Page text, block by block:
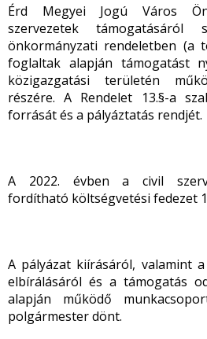
Érd Megyei Jogú Város
szervezetek támogatásáról
önkormányzati rendeletben (a
foglaltak alapján támogatást
közigazgatási területén
részére. A Rendelet 13.§-a
forrását és a pályáztatás rendjét.
A 2022. évben a civil
fordítható költségvetési fedezet
A pályázat kiírásáról, valamint
elbírálásáról és a támogatás
alapján működő
polgármester dönt.